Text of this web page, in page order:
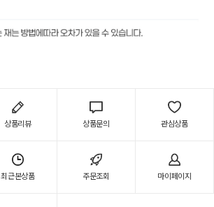
상품리뷰 상품문의 관심상품
최근본상품 주문조회 마이페이지